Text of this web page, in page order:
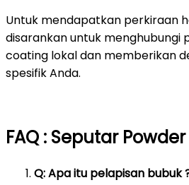
Untuk mendapatkan perkiraan
disarankan untuk menghubungi
coating lokal dan memberikan
spesifik Anda.
FAQ : Seputar
Q: Apa itu pelapisan bubuk